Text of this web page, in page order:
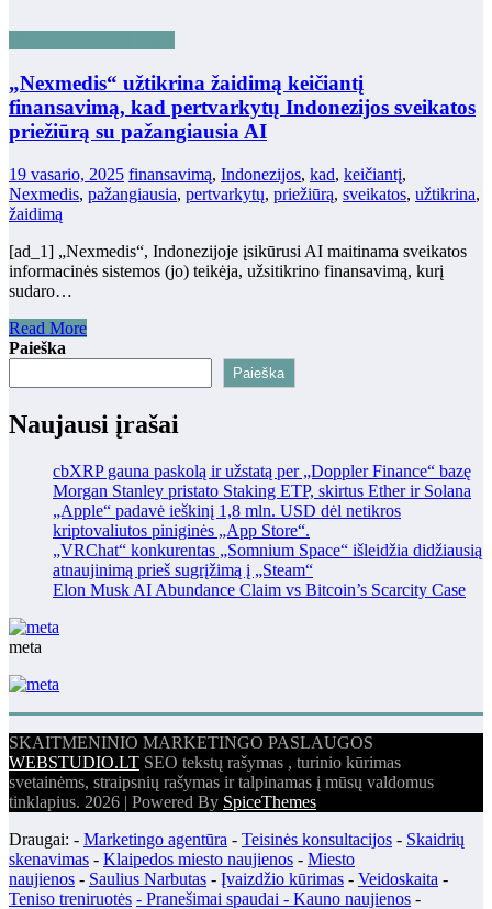
„Nexmedis“ užtikrina žaidimą keičiantį
finansavimą, kad pertvarkytų Indonezijos sveikatos
priežiūrą su pažangiausia AI
19 vasario, 2025 finansavimą, Indonezijos, kad, keičiantį,
Nexmedis, pažangiausia, pertvarkytų, priežiūrą, sveikatos, užtikrina,
žaidimą
[ad_1] „Nexmedis“, Indonezijoje įsikūrusi AI maitinama sveikatos
informacinės sistemos (jo) teikėja, užsitikrino finansavimą, kurį
sudaro…
Read More
Paieška
Paieška
Naujausi įrašai
cbXRP gauna paskolą ir užstatą per „Doppler Finance“ bazę
Morgan Stanley pristato Staking ETP, skirtus Ether ir Solana
„Apple“ padavė ieškinį 1,8 mln. USD dėl netikros
kriptovaliutos piniginės „App Store“.
„VRChat“ konkurentas „Somnium Space“ išleidžia didžiausią
atnaujinimą prieš sugrįžimą į „Steam“
Elon Musk AI Abundance Claim vs Bitcoin’s Scarcity Case
meta
SKAITMENINIO MARKETINGO PASLAUGOS
WEBSTUDIO.LT SEO tekstų rašymas , turinio kūrimas
svetainėms, straipsnių rašymas ir talpinamas į mūsų valdomus
tinklapius. 2026 | Powered By SpiceThemes
Draugai: - Marketingo agentūra - Teisinės konsultacijos - Skaidrių
skenavimas - Klaipedos miesto naujienos - Miesto
naujienos - Saulius Narbutas - Įvaizdžio kūrimas - Veidoskaita -
Teniso treniruotės - Pranešimai spaudai - Kauno naujienos -